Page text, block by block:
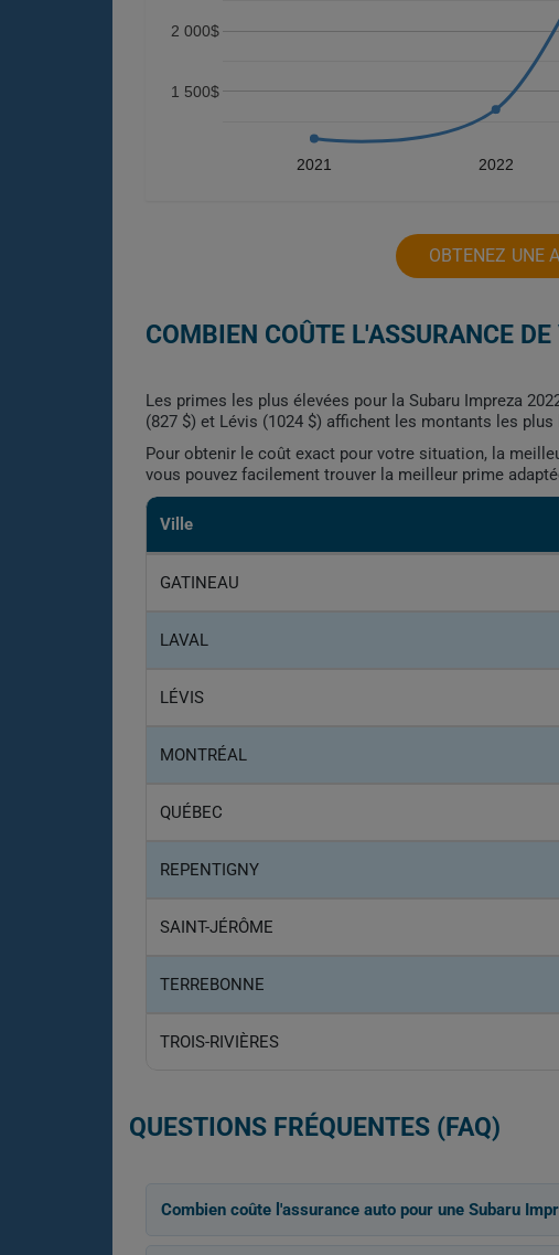
2021 2022
1 500$
2 000$
OBTENEZ UNE
COMBIEN COÛTE L'ASSURANCE
Les primes les plus élevées pour la Subaru Impreza
(827 $) et Lévis (1024 $) affichent les montants les
Pour obtenir le coût exact pour votre situation, la
vous pouvez facilement trouver la meilleur prime
Ville
GATINEAU
LAVAL
LÉVIS
MONTRÉAL
QUÉBEC
REPENTIGNY
SAINT-JÉRÔME
TERREBONNE
TROIS-RIVIÈRES
QUESTIONS FRÉQUENTES (FAQ)
Combien coûte l'assurance auto pour une Subaru